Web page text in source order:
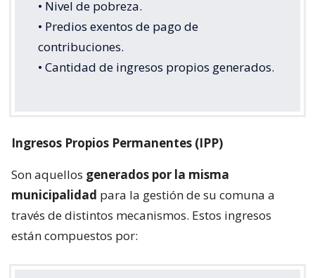
• Nivel de pobreza.
• Predios exentos de pago de
contribuciones.
• Cantidad de ingresos propios generados.
Ingresos Propios Permanentes (IPP)
Son aquellos generados por la misma
municipalidad para la gestión de su comuna a
través de distintos mecanismos. Estos ingresos
están compuestos por: